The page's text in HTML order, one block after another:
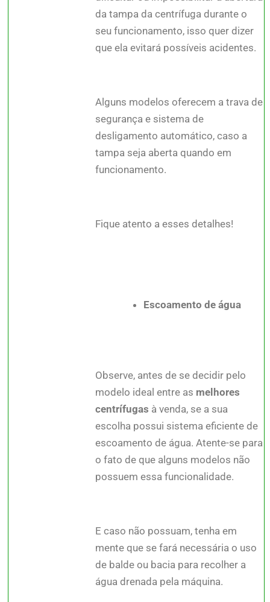
da tampa da centrífuga durante o
seu funcionamento, isso quer dizer
que ela evitará possíveis acidentes.
Alguns modelos oferecem a trava de
segurança e sistema de
desligamento automático, caso a
tampa seja aberta quando em
funcionamento.
Fique atento a esses detalhes!
Escoamento de água
Observe, antes de se decidir pelo
modelo ideal entre as melhores
centrífugas à venda, se a sua
escolha possui sistema eficiente de
escoamento de água. Atente-se para
o fato de que alguns modelos não
possuem essa funcionalidade.
E caso não possuam, tenha em
mente que se fará necessária o uso
de balde ou bacia para recolher a
água drenada pela máquina.